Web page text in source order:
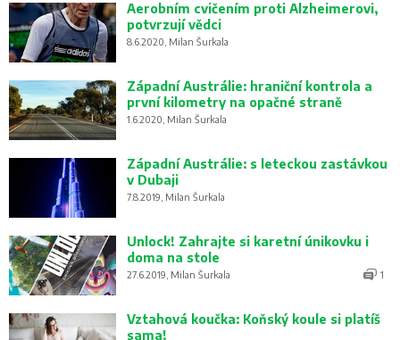
Aerobním cvičením proti Alzheimerovi,
potvrzují vědci
8.6.2020, Milan Šurkala
Západní Austrálie: hraniční kontrola a
první kilometry na opačné straně
1.6.2020, Milan Šurkala
Západní Austrálie: s leteckou zastávkou
v Dubaji
7.8.2019, Milan Šurkala
Unlock! Zahrajte si karetní únikovku i
doma na stole
27.6.2019, Milan Šurkala 1
Vztahová koučka: Koňský koule si platíš
sama!